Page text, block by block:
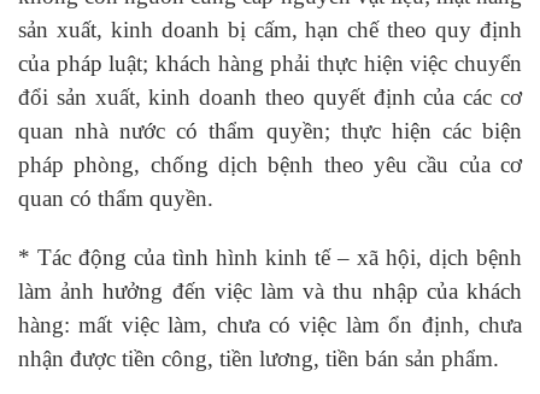
sản xuất, kinh doanh bị cấm, hạn chế theo quy định
của pháp luật; khách hàng phải thực hiện việc chuyển
đổi sản xuất, kinh doanh theo quyết định của các cơ
quan nhà nước có thẩm quyền; thực hiện các biện
pháp phòng, chống dịch bệnh theo yêu cầu của cơ
quan có thẩm quyền.
* Tác động của tình hình kinh tế – xã hội, dịch bệnh
làm ảnh hưởng đến việc làm và thu nhập của khách
hàng: mất việc làm, chưa có việc làm ổn định, chưa
nhận được tiền công, tiền lương, tiền bán sản phẩm.